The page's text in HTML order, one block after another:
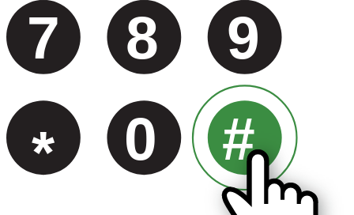
7
8 9
* 0 #